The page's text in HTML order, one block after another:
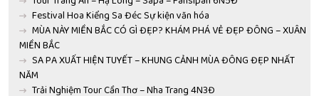
Festival Hoa Kiểng Sa Đéc Sự kiện văn hóa
MÙA NÀY MIỀN BẮC CÓ GÌ ĐẸP? KHÁM PHÁ VẺ ĐẸP ĐÔNG – XUÂN
MIỀN BẮC
SA PA XUẤT HIỆN TUYẾT – KHUNG CẢNH MÙA ĐÔNG ĐẸP NHẤT
NĂM
Trải Nghiệm Tour Cần Thơ – Nha Trang 4N3Đ